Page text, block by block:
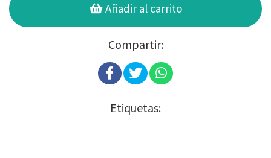
Añadir al carrito
Compartir:
Etiquetas: